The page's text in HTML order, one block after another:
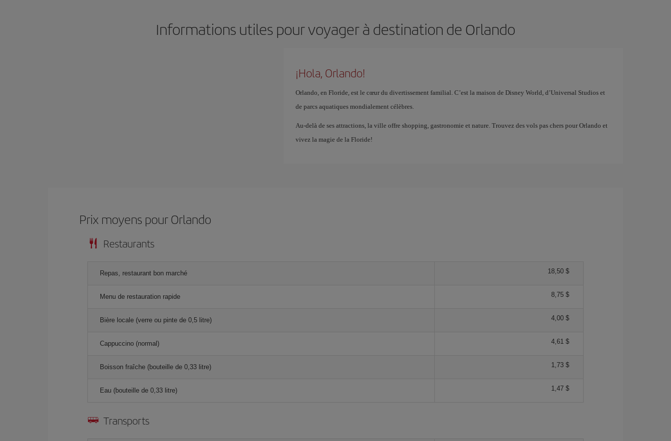
Informations utiles pour voyager à destination de Orlando
¡Hola, Orlando!
Orlando, en Floride, est le cœur du divertissement familial. C’est la maison de Disney World, d’Universal Studios et
de parcs aquatiques mondialement célèbres.
Au-delà de ses attractions, la ville offre shopping, gastronomie et nature. Trouvez des vols pas chers pour Orlando et
vivez la magie de la Floride!
Prix ​​moyens pour Orlando
Restaurants
Repas, restaurant bon marché 18,50 $
Menu de restauration rapide 8,75 $
Bière locale (verre ou pinte de 0,5 litre) 4,00 $
Cappuccino (normal) 4,61 $
Boisson fraîche (bouteille de 0,33 litre) 1,73 $
Eau (bouteille de 0,33 litre) 1,47 $
Transports